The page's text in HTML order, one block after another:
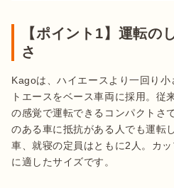
【ポイント1】運転の
さ
Kagoは、ハイエースより一回り
トエースをベース車両に採用。従
の感覚で運転できるコンパクトさ
のある車に抵抗がある人でも運転
車、就寝の定員はともに2人。カ